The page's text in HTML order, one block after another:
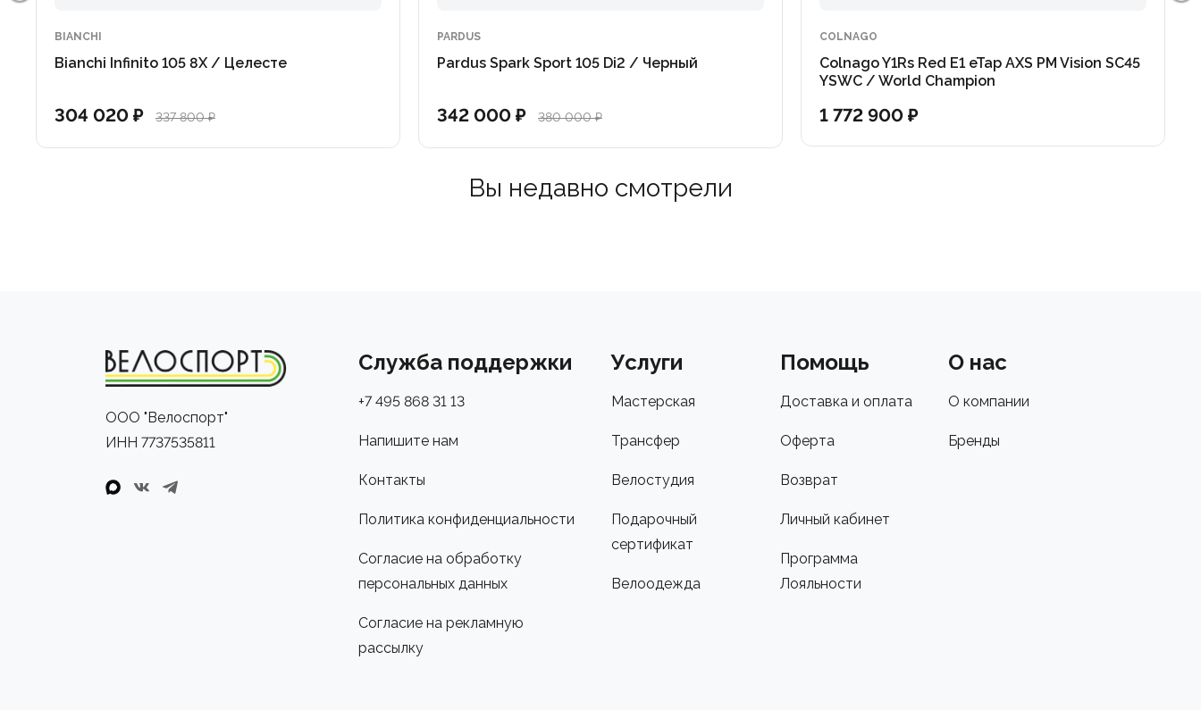
BIANCHI
Bianchi Infinito 105 8X / Целесте
304 020 ₽ 337 800 ₽
PARDUS
Pardus Spark Sport 105 Di2 / Черный
342 000 ₽ 380 000 ₽
COLNAGO
Colnago Y1Rs Red E1 eTap AXS PM Vision SC45
YSWC / World Champion
1 772 900 ₽
Вы недавно смотрели
ООО "Велоспорт"
ИНН 7737535811
Служба поддержки
+7 495 868 31 13
Напишите нам
Контакты
Политика конфиденциальности
Согласие на обработку
персональных данных
Согласие на рекламную
рассылку
Услуги
Мастерская
Трансфер
Велостудия
Подарочный
сертификат
Велоодежда
Помощь
Доставка и оплата
Оферта
Возврат
Личный кабинет
Программа
Лояльности
О нас
О компании
Бренды